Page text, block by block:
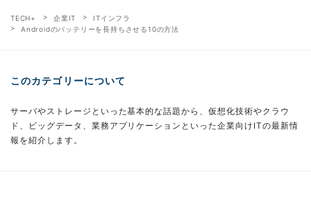
TECH+ 企業IT
ITインフラ
Androidのバッテリーを長持ちさせる10の方法
このカテゴリーについて
サーバやストレージといった基本的な話題から、仮想化技術やクラウ
ド、ビッグデータ、業務アプリケーションといった企業向けITの最新情
報を紹介します。